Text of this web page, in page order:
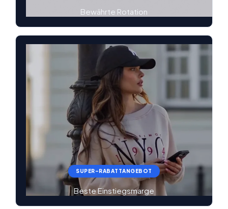
Bewährte Rotation
SUPER-RABATTANGEBOT
Beste Einstiegsmarge